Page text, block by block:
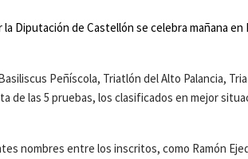
Diputación de Castellón se celebra mañana en
Peñíscola, Triatlón del Alto Palancia,
de las 5 pruebas, los clasificados en mejor
nombres entre los inscritos, como Ramón